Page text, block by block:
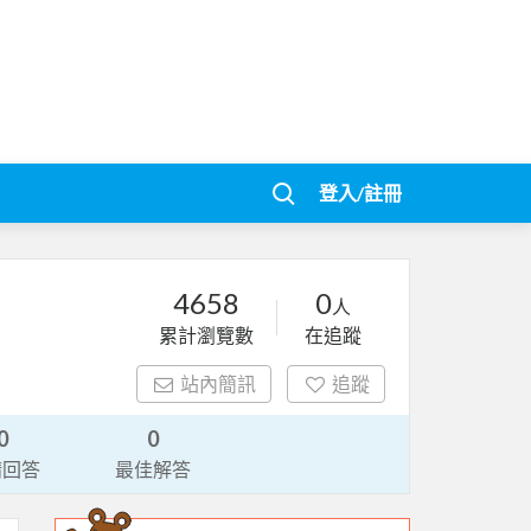
登入/註冊
4658
累計瀏覽數
0人
在追蹤
站內簡訊 追蹤
答
0
最佳解答